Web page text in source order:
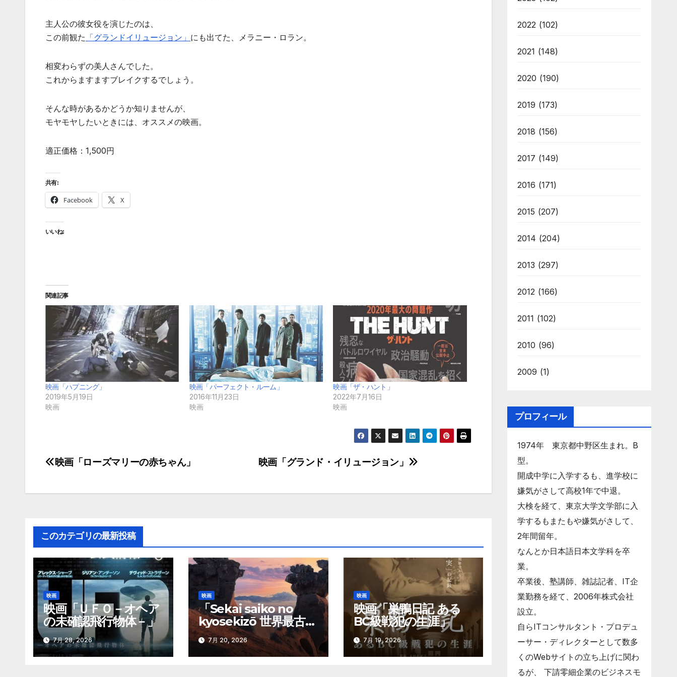
主人公の彼女役を演じたのは、
この前観た 「グランドイリュージョン」 にも出てた、メラニー・ロラン。
相変わらずの美人さんでした。
これからますますブレイクするでしょう。
そんな時があるかどうか知りませんが、
モヤモヤしたいときには、オススメの映画。
適正価格：1,500円
共有:
Facebook X
いいね:
関連記事
映画「ハプニング」
2019年5月19日
映画
映画「パーフェクト・ルーム」
2016年11月23日
映画
映画「ザ・ハント」
2022年7月16日
映画
投
ビ
ゲ
ー
シ
ョ
ン
映画「グランド・イリュージョン」
映画「ローズマリーの赤ちゃん」
このカテゴリの最新投稿
映画
映画「ＵＦＯ－オヘア
の未確認飛行物体－」
7月 28, 2026
映画
「Sekai saiko no
kyosekizō 世界最古の
巨石像」
7月 20, 2026
映画
映画「巣鴨日記 ある
BC級戦犯の生涯」
7月 19, 2026
2022 (102)
2021 (148)
2020 (190)
2019 (173)
2018 (156)
2017 (149)
2016 (171)
2015 (207)
2014 (204)
2013 (297)
2012 (166)
2011 (102)
2010 (96)
2009 (1)
プロフィール
1974年 東京都中野区生まれ。B
型。
開成中学に入学するも、進学校に
嫌気がさして高校1年で中退。
大検を経て、東京大学文学部に入
学するもまたもや嫌気がさして、
2年間留年。
なんとか日本語日本文学科を卒
業。
卒業後、塾講師、雑誌記者、IT企
業勤務を経て、2006年株式会社
設立。
自らITコンサルタント・プロデュ
ーサー・ディレクターとして数多
くのWebサイトの立ち上げに関わ
るが、 下請零細企業のビジネスモ